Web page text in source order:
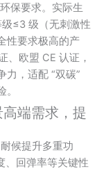
保要求。实际生
≤3 级（无刺激性
性要求极高的产
、欧盟 CE 认证，
力，适配 “双碳”
高端需求，提
候提升多重功
、回弹率等关键性